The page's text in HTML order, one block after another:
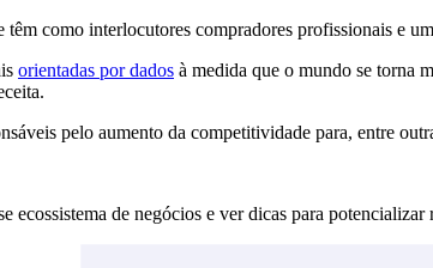
têm como interlocutores compradores profissionais
orientadas por dados à medida que o mundo se torna
​​pelo aumento da competitividade para, entre
ecossistema de negócios e ver dicas para potencializar